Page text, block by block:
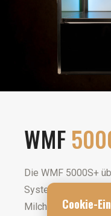
WMF
Die WMF 5000S+
System, das sowohl
Milchschaum auf
Cookie-